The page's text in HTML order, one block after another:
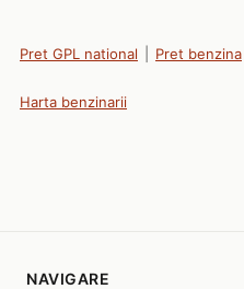
Pret GPL national Pret benzina
Harta benzinarii
NAVIGARE